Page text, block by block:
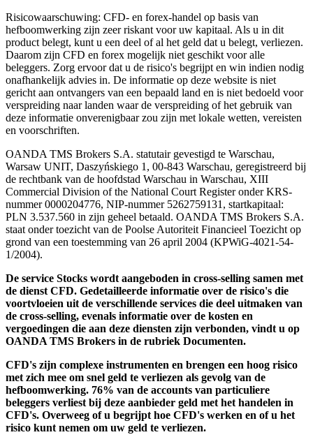
Risicowaarschuwing: CFD- en forex-handel op basis van
hefboomwerking zijn zeer riskant voor uw kapitaal. Als u in dit
product belegt, kunt u een deel of al het geld dat u belegt, verliezen.
Daarom zijn CFD en forex mogelijk niet geschikt voor alle
beleggers. Zorg ervoor dat u de risico's begrijpt en win indien nodig
onafhankelijk advies in. De informatie op deze website is niet
gericht aan ontvangers van een bepaald land en is niet bedoeld voor
verspreiding naar landen waar de verspreiding of het gebruik van
deze informatie onverenigbaar zou zijn met lokale wetten, vereisten
en voorschriften.
OANDA TMS Brokers S.A. statutair gevestigd te Warschau,
Warsaw UNIT, Daszyńskiego 1, 00-843 Warschau, geregistreerd bij
de rechtbank van de hoofdstad Warschau in Warschau, XIII
Commercial Division of the National Court Register onder KRS-
nummer 0000204776, NIP-nummer 5262759131, startkapitaal:
PLN 3.537.560 in zijn geheel betaald. OANDA TMS Brokers S.A.
staat onder toezicht van de Poolse Autoriteit Financieel Toezicht op
grond van een toestemming van 26 april 2004 (KPWiG-4021-54-
1/2004).
De service Stocks wordt aangeboden in cross-selling samen met
de dienst CFD. Gedetailleerde informatie over de risico's die
voortvloeien uit de verschillende services die deel uitmaken van
de cross-selling, evenals informatie over de kosten en
vergoedingen die aan deze diensten zijn verbonden, vindt u op
OANDA TMS Brokers in de rubriek Documenten.
CFD's zijn complexe instrumenten en brengen een hoog risico
met zich mee om snel geld te verliezen als gevolg van de
hefboomwerking. 76% van de accounts van particuliere
beleggers verliest bij deze aanbieder geld met het handelen in
CFD's. Overweeg of u begrijpt hoe CFD's werken en of u het
risico kunt nemen om uw geld te verliezen.